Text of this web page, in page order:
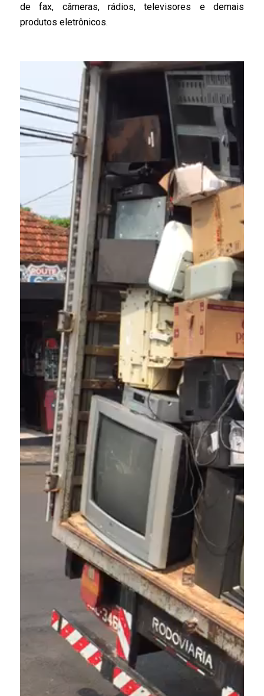
de fax, câmeras, rádios, televisores e demais
produtos eletrônicos.